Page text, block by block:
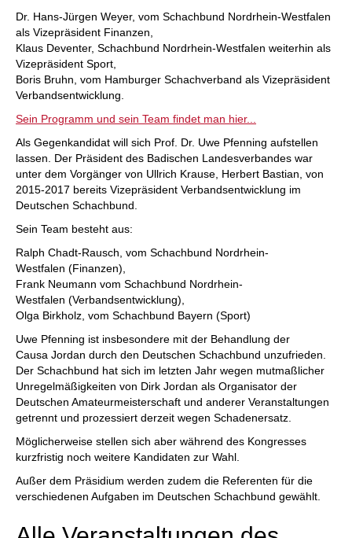
Dr. Hans-Jürgen Weyer, vom Schachbund Nordrhein-Westfalen
als Vizepräsident Finanzen,
Klaus Deventer, Schachbund Nordrhein-Westfalen weiterhin als
Vizepräsident Sport,
Boris Bruhn, vom Hamburger Schachverband als Vizepräsident
Verbandsentwicklung.
Sein Programm und sein Team findet man hier...
Als Gegenkandidat will sich Prof. Dr. Uwe Pfenning aufstellen
lassen. Der Präsident des Badischen Landesverbandes war
unter dem Vorgänger von Ullrich Krause, Herbert Bastian, von
2015-2017 bereits Vizepräsident Verbandsentwicklung im
Deutschen Schachbund.
Sein Team besteht aus:
Ralph Chadt-Rausch, vom Schachbund Nordrhein-
Westfalen (Finanzen),
Frank Neumann vom Schachbund Nordrhein-
Westfalen (Verbandsentwicklung),
Olga Birkholz, vom Schachbund Bayern (Sport)
Uwe Pfenning ist insbesondere mit der Behandlung der
Causa Jordan durch den Deutschen Schachbund unzufrieden.
Der Schachbund hat sich im letzten Jahr wegen mutmaßlicher
Unregelmäßigkeiten von Dirk Jordan als Organisator der
Deutschen Amateurmeisterschaft und anderer Veranstaltungen
getrennt und prozessiert derzeit wegen Schadenersatz.
Möglicherweise stellen sich aber während des Kongresses
kurzfristig noch weitere Kandidaten zur Wahl.
Außer dem Präsidium werden zudem die Referenten für die
verschiedenen Aufgaben im Deutschen Schachbund gewählt.